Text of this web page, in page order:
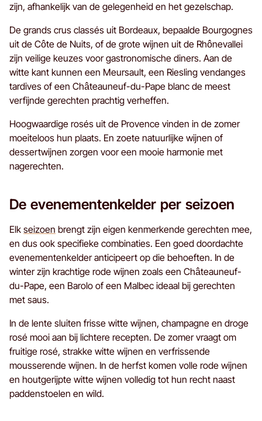
zijn, afhankelijk van de gelegenheid en het gezelschap.
De grands crus classés uit Bordeaux, bepaalde Bourgognes
uit de Côte de Nuits, of de grote wijnen uit de Rhônevallei
zijn veilige keuzes voor gastronomische diners. Aan de
witte kant kunnen een Meursault, een Riesling vendanges
tardives of een Châteauneuf-du-Pape blanc de meest
verfijnde gerechten prachtig verheffen.
Hoogwaardige rosés uit de Provence vinden in de zomer
moeiteloos hun plaats. En zoete natuurlijke wijnen of
dessertwijnen zorgen voor een mooie harmonie met
nagerechten.
De evenementenkelder per seizoen
Elk seizoen brengt zijn eigen kenmerkende gerechten mee,
en dus ook specifieke combinaties. Een goed doordachte
evenementenkelder anticipeert op die behoeften. In de
winter zijn krachtige rode wijnen zoals een Châteauneuf-
du-Pape, een Barolo of een Malbec ideaal bij gerechten
met saus.
In de lente sluiten frisse witte wijnen, champagne en droge
rosé mooi aan bij lichtere recepten. De zomer vraagt om
fruitige rosé, strakke witte wijnen en verfrissende
mousserende wijnen. In de herfst komen volle rode wijnen
en houtgerijpte witte wijnen volledig tot hun recht naast
paddenstoelen en wild.